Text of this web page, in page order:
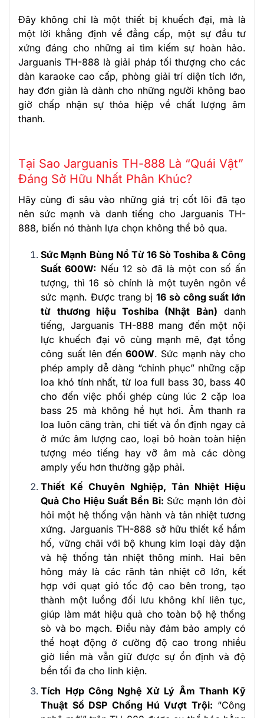
Đây không chỉ là một thiết bị khuếch đại, mà là
một lời khẳng định về đẳng cấp, một sự đầu tư
xứng đáng cho những ai tìm kiếm sự hoàn hảo.
Jarguanis TH-888 là giải pháp tối thượng cho các
dàn karaoke cao cấp, phòng giải trí diện tích lớn,
hay đơn giản là dành cho những người không bao
giờ chấp nhận sự thỏa hiệp về chất lượng âm
thanh.
Tại Sao Jarguanis TH-888 Là “Quái Vật”
Đáng Sở Hữu Nhất Phân Khúc?
Hãy cùng đi sâu vào những giá trị cốt lõi đã tạo
nên sức mạnh và danh tiếng cho Jarguanis TH-
888, biến nó thành lựa chọn không thể bỏ qua.
Sức Mạnh Bùng Nổ Từ 16 Sò Toshiba & Công
Suất 600W: Nếu 12 sò đã là một con số ấn
tượng, thì 16 sò chính là một tuyên ngôn về
sức mạnh. Được trang bị16 sò công suất lớn
từ thương hiệu Toshiba (Nhật Bản) danh
tiếng, Jarguanis TH-888 mang đến một nội
lực khuếch đại vô cùng mạnh mẽ, đạt tổng
công suất lên đến600W. Sức mạnh này cho
phép amply dễ dàng “chinh phục” những cặp
loa khó tính nhất, từ loa full bass 30, bass 40
cho đến việc phối ghép cùng lúc 2 cặp loa
bass 25 mà không hề hụt hơi. Âm thanh ra
loa luôn căng tràn, chi tiết và ổn định ngay cả
ở mức âm lượng cao, loại bỏ hoàn toàn hiện
tượng méo tiếng hay vỡ âm mà các dòng
amply yếu hơn thường gặp phải.
Thiết Kế Chuyên Nghiệp, Tản Nhiệt Hiệu
Quả Cho Hiệu Suất Bền Bỉ: Sức mạnh lớn đòi
hỏi một hệ thống vận hành và tản nhiệt tương
xứng. Jarguanis TH-888 sở hữu thiết kế hầm
hố, vững chãi với bộ khung kim loại dày dặn
và hệ thống tản nhiệt thông minh. Hai bên
hông máy là các rãnh tản nhiệt cỡ lớn, kết
hợp với quạt gió tốc độ cao bên trong, tạo
thành một luồng đối lưu không khí liên tục,
giúp làm mát hiệu quả cho toàn bộ hệ thống
sò và bo mạch. Điều này đảm bảo amply có
thể hoạt động ở cường độ cao trong nhiều
giờ liền mà vẫn giữ được sự ổn định và độ
bền tối đa cho linh kiện.
Tích Hợp Công Nghệ Xử Lý Âm Thanh Kỹ
Thuật Số DSP Chống Hú Vượt Trội: “Công